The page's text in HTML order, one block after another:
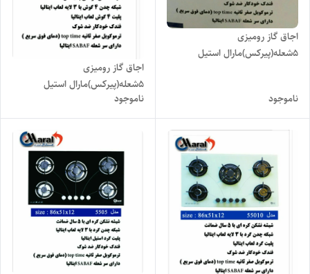
اجاق گاز رومیزی
۵شعله(پیرکس)مارال استیل
ناموجود
اجاق گاز رومیزی
۵شعله(پیرکس)مارال استیل
مدل۵۵۰۲۰
ناموجود